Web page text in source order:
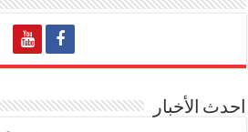
احدث الأخبار